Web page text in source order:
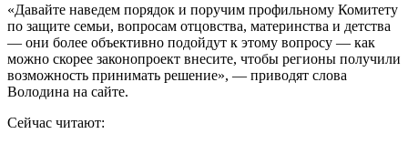
«Давайте наведем порядок и поручим профильному Комитету
по защите семьи, вопросам отцовства, материнства и детства
— они более объективно подойдут к этому вопросу — как
можно скорее законопроект внесите, чтобы регионы получили
возможность принимать решение», — приводят слова
Володина на сайте.
Сейчас читают: